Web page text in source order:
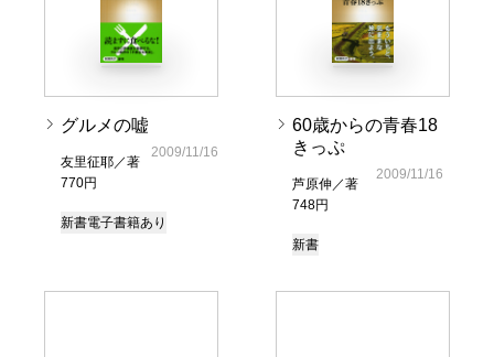
グルメの嘘
友里征耶／著
770円
2009/11/16
新書電子書籍あり
60歳からの青春18
きっぷ
芦原伸／著
748円
2009/11/16
新書